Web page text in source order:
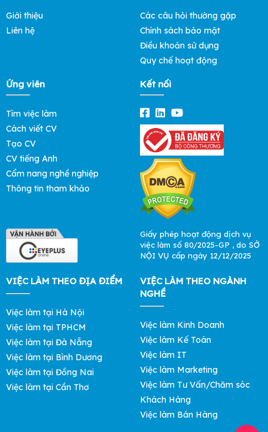
Giới thiệu
Liên hệ
Các câu hỏi thường gặp
Chính sách bảo mật
Điều khoản sử dụng
Quy chế hoạt động
Ứng viên
Tìm việc làm
Cách viết CV
Tạo CV
CV tiếng Anh
Cẩm nang nghề nghiệp
Thông tin tham khảo
Kết nối
Giấy phép hoạt động dịch vụ
việc làm số 80/2025-GP , do SỞ
NỘI VỤ cấp ngày 12/12/2025
VIỆC LÀM THEO ĐỊA ĐIỂM
Việc làm tại Hà Nội
Việc làm tại TPHCM
Việc làm tại Đà Nẵng
Việc làm tại Bình Dương
Việc làm tại Đồng Nai
Việc làm tại Cần Thơ
VIỆC LÀM THEO NGÀNH
NGHỀ
Việc làm Kinh Doanh
Việc làm Kế Toán
Việc làm IT
Việc làm Marketing
Việc làm Tư Vấn/Chăm sóc
Khách Hàng
Việc làm Bán Hàng